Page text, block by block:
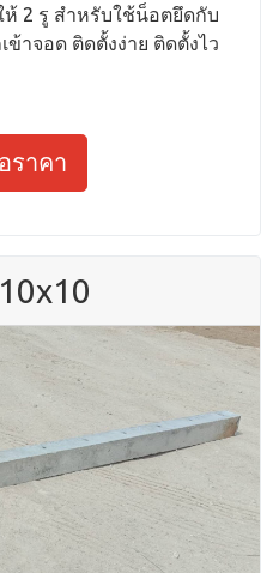
2 รู สำหรับใช้น็อตยึดกับ
าจอด ติดตั้งง่าย ติดตั้งไว
ราคา